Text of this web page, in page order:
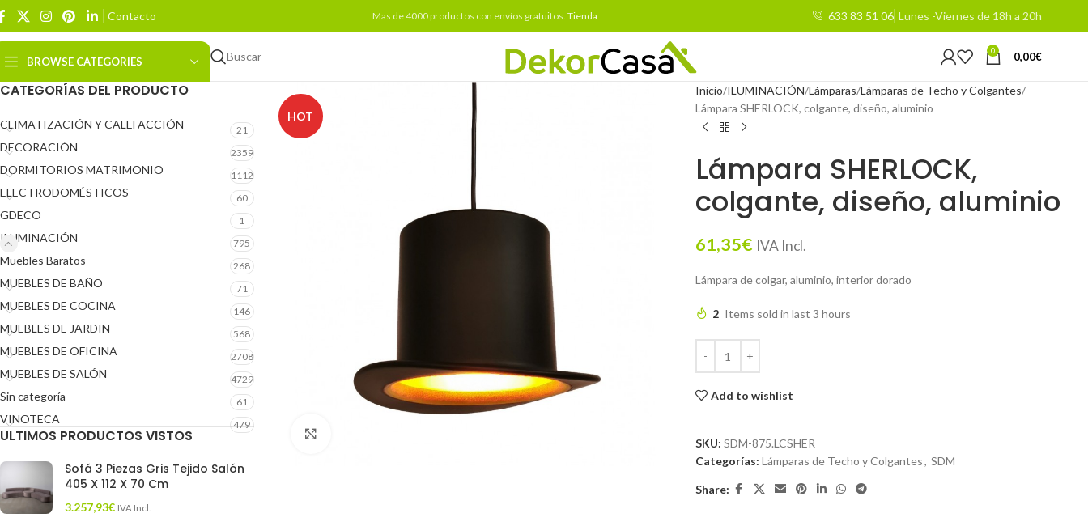
Contacto Mas de 4000 productos con envíos gratuitos. Tienda 633 83 51 06 Lunes -Viernes de 18h a 20h
BROWSE CATEGORIES Buscar 0 0,00€
CATEGORÍAS DEL PRODUCTO
CLIMATIZACIÓN Y CALEFACCIÓN 21
DECORACIÓN 2359
DORMITORIOS MATRIMONIO 1112
ELECTRODOMÉSTICOS 60
GDECO 1
ILUMINACIÓN 795
Muebles Baratos 268
MUEBLES DE BAÑO 71
MUEBLES DE COCINA 146
MUEBLES DE JARDIN 568
MUEBLES DE OFICINA 2708
MUEBLES DE SALÓN 4729
Sin categoría 61
VINOTECA 479
ULTIMOS PRODUCTOS VISTOS
Sofá 3 Piezas Gris Tejido Salón
405 X 112 X 70 Cm
3.257,93€ IVA Incl.
HOT
Inicio ILUMINACIÓN Lámparas Lámparas de Techo y Colgantes
Lámpara SHERLOCK, colgante, diseño, aluminio
Lámpara SHERLOCK,
colgante, diseño, aluminio
61,35€ IVA Incl.
Lámpara de colgar, aluminio, interior dorado
2 Items sold in last 3 hours
Add to wishlist
SKU: SDM-875.LCSHER
Categorías: Lámparas de Techo y Colgantes, SDM
Share: